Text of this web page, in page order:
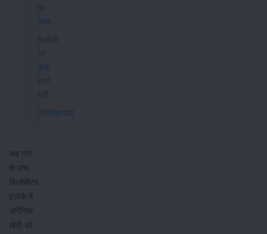
का
जाल
केसीसी
पर
कोई
चर्चा
नहीं
प्रतिक्रियाएं
अब गंगा
के पांच
किलोमीटर
इलाके में
आर्गेनिक
खेती को